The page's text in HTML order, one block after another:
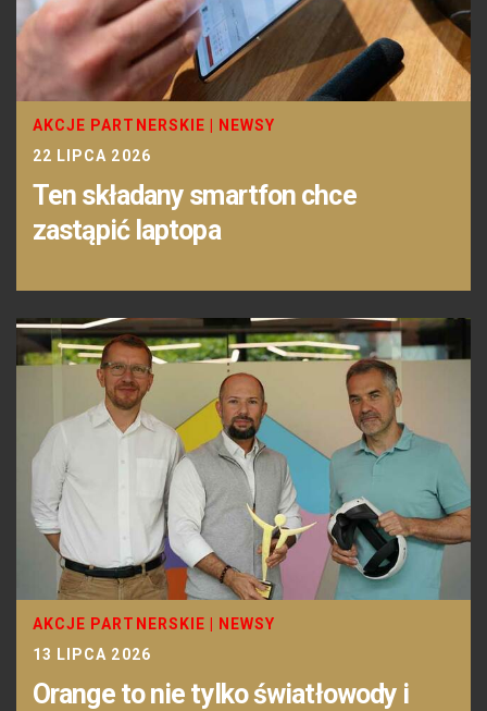
AKCJE PARTNERSKIE
NEWSY
22 LIPCA 2026
Ten składany smartfon chce
zastąpić laptopa
AKCJE PARTNERSKIE
NEWSY
13 LIPCA 2026
Orange to nie tylko światłowody i